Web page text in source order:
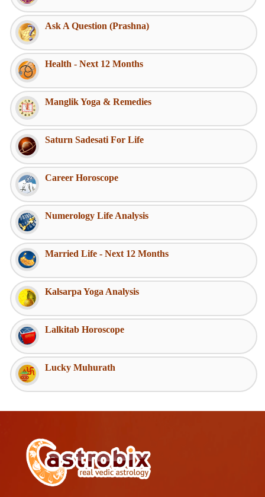
Ask A Question (Prashna)
Health - Next 12 Months
Manglik Yoga & Remedies
Saturn Sadesati For Life
Career Horoscope
Numerology Life Analysis
Married Life - Next 12 Months
Kalsarpa Yoga Analysis
Lalkitab Horoscope
Lucky Muhurath